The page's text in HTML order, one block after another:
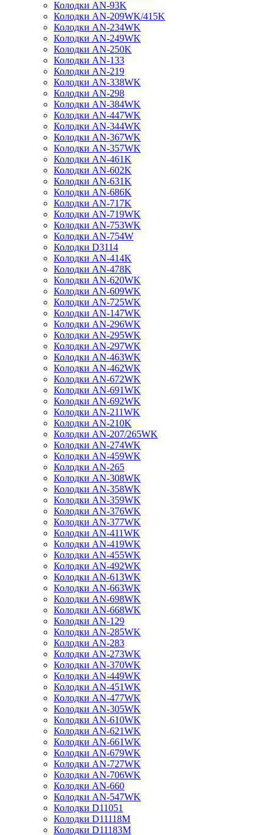
Колодки AN-93K
Колодки AN-209WK/415K
Колодки AN-234WK
Колодки AN-249WK
Колодки AN-250K
Колодки AN-133
Колодки AN-219
Колодки AN-338WK
Колодки AN-298
Колодки AN-384WK
Колодки AN-447WK
Колодки AN-344WK
Колодки AN-367WK
Колодки AN-357WK
Колодки AN-461K
Колодки AN-602K
Колодки AN-631K
Колодки AN-686K
Колодки AN-717K
Колодки AN-719WK
Колодки AN-753WK
Колодки AN-754W
Колодки D3114
Колодки AN-414K
Колодки AN-478K
Колодки AN-620WK
Колодки AN-609WK
Колодки AN-725WK
Колодки AN-147WK
Колодки AN-296WK
Колодки AN-295WK
Колодки AN-297WK
Колодки AN-463WK
Колодки AN-462WK
Колодки AN-672WK
Колодки AN-691WK
Колодки AN-692WK
Колодки AN-211WK
Колодки AN-210K
Колодки AN-207/265WK
Колодки AN-274WK
Колодки AN-459WK
Колодки AN-265
Колодки AN-308WK
Колодки AN-358WK
Колодки AN-359WK
Колодки AN-376WK
Колодки AN-377WK
Колодки AN-411WK
Колодки AN-419WK
Колодки AN-455WK
Колодки AN-492WK
Колодки AN-613WK
Колодки AN-663WK
Колодки AN-698WK
Колодки AN-668WK
Колодки AN-129
Колодки AN-285WK
Колодки AN-283
Колодки AN-273WK
Колодки AN-370WK
Колодки AN-449WK
Колодки AN-451WK
Колодки AN-477WK
Колодки AN-305WK
Колодки AN-610WK
Колодки AN-621WK
Колодки AN-661WK
Колодки AN-679WK
Колодки AN-727WK
Колодки AN-706WK
Колодки AN-660
Колодки AN-547WK
Колодки D11051
Колодки D11118M
Колодки D11183M